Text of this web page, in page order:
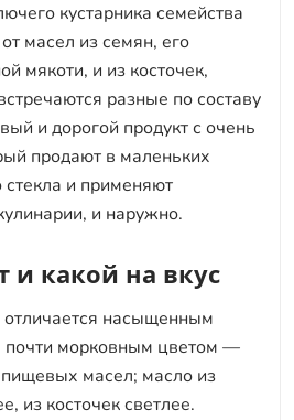
кустарника семейства
масел из семян, его
мякоти, и из косточек,
разные по составу
и дорогой продукт с очень
продают в маленьких
и применяют
и наружно.
и какой на вкус
насыщенным
морковным цветом —
масел; масло из
из косточек светлее.